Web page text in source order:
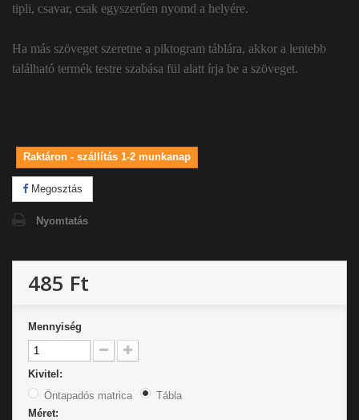
tipli, csavar, csak egyszerűen nyomd a helyére.
Ha más szöveget szeretne a piktogram táblára, akkor a lentebb
található termék testre szabása fül alatt írja be a szöveget.
Raktáron - szállítás 1-2 munkanap
Megosztás
Nyomtatás
485 Ft
Mennyiség
Kivitel:
Öntapadós matrica
Tábla
Méret: